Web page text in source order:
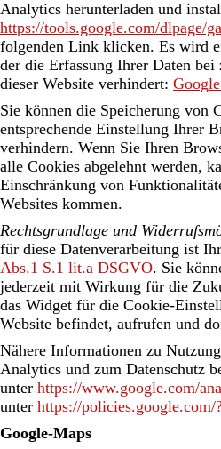
Analytics herunterladen und
https://tools.google.com/dlpage/
folgenden Link klicken. Es wird
der die Erfassung Ihrer Daten bei
dieser Website verhindert:
Sie können die Speicherung von
entsprechende Einstellung Ihrer
verhindern. Wenn Sie Ihren
alle Cookies abgelehnt werden,
Einschränkung von
Websites kommen.
Rechtsgrundlage und
für diese Datenverarbeitung ist
Abs.1 S.1 lit.a DSGVO. Sie
jederzeit mit Wirkung für die
das Widget für die Cookie-
Website befindet, aufrufen und
Nähere Informationen zu
Analytics und zum Datenschutz
unter https://www.google.com/
unter https://policies.google.com/
Google-Maps